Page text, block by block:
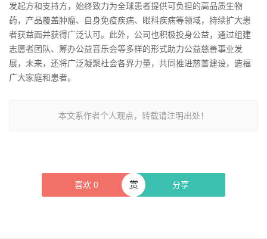
发起方和支持方，始终致力为全球患者提供可负担的高品质生物
药，产品覆盖肿瘤、自身免疫疾病、眼科疾病等领域，持续扩大患
者获益面并获得广泛认可。此外，公司也积极投身公益，通过组建
志愿者团队、筹办公益音乐会等多样的形式助力公益慈善事业发
展，未来，还将广泛凝聚社会各界力量，共同推进慈善建设，造福
广大家庭和患者。
本文系作者个人观点，转载请注明出处！
喜欢 0 分享
赏